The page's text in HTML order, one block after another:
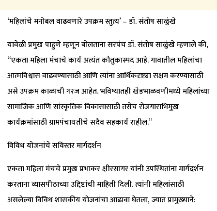
‘महिलांचे मनोबल वाढवणारे उपक्रम स्तुत्य’ – डॉ. संतोष साळुंखे
यावेळी प्रमुख पाहुणे म्हणून बोलताना सरपंच डॉ. संतोष साळुंखे म्हणाले की,
“एकता महिला मंचाचे कार्य अत्यंत कौतुकास्पद आहे. गावातील महिलांचा
आत्मविश्वास वाढवण्यासाठी आणि त्यांना आर्थिकदृष्ट्या सक्षम करण्यासाठी
असे उपक्रम काळाची गरज आहेत. भविष्यातही खेडभाळवणीमध्ये महिलांच्या
सामाजिक आणि सांस्कृतिक विकासासाठी तसेच रोजगाराभिमुख
कार्यक्रमांसाठी ग्रामपंचायतीचे सदैव सहकार्य राहील.”
विविध योजनांचे सविस्तर मार्गदर्शन
एकता महिला मंचचे प्रमुख प्रभाकर क्षीरसागर यांनी उपस्थितांना मार्गदर्शन
करताना व्यासपीठाच्या उद्दिष्टांची माहिती दिली. त्यांनी महिलांसाठी
असलेल्या विविध शासकीय योजनांचा आढावा घेतला, ज्यात प्रामुख्याने: